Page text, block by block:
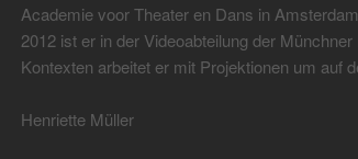
Academie voor Theater en Dans in
2012 ist er in der Videoabteilung der
Kontexten arbeitet er mit Projektionen um auf
Henriette Müller